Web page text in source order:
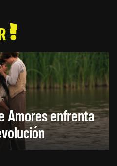
Amores enfrenta